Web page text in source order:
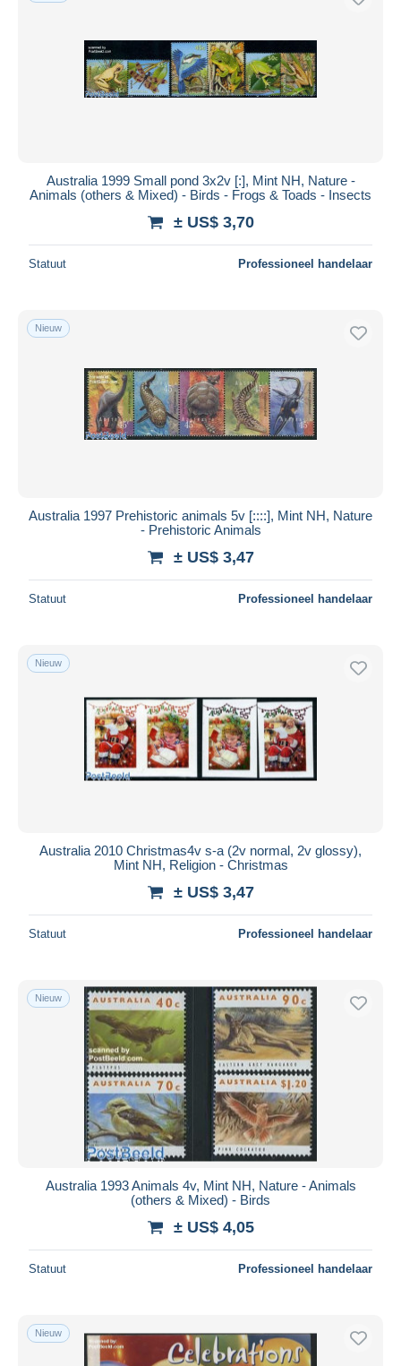
Australia 1999 Small pond 3x2v [:], Mint NH, Nature -
Animals (others & Mixed) - Birds - Frogs & Toads - Insects
± US$ 3,70
Statuut Professioneel handelaar
Nieuw
Australia 1997 Prehistoric animals 5v [::::], Mint NH, Nature
- Prehistoric Animals
± US$ 3,47
Statuut Professioneel handelaar
Nieuw
Australia 2010 Christmas4v s-a (2v normal, 2v glossy),
Mint NH, Religion - Christmas
± US$ 3,47
Statuut Professioneel handelaar
Nieuw
Australia 1993 Animals 4v, Mint NH, Nature - Animals
(others & Mixed) - Birds
± US$ 4,05
Statuut Professioneel handelaar
Nieuw